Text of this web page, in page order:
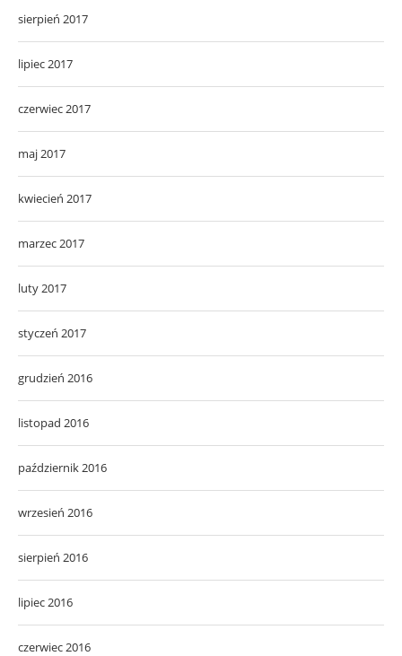
sierpień 2017
lipiec 2017
czerwiec 2017
maj 2017
kwiecień 2017
marzec 2017
luty 2017
styczeń 2017
grudzień 2016
listopad 2016
październik 2016
wrzesień 2016
sierpień 2016
lipiec 2016
czerwiec 2016